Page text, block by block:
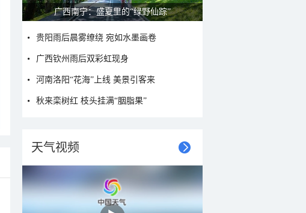
呼伦贝尔草原 藏着最治愈的蓝天白云
贵阳雨后晨雾缭绕 宛如水墨画卷
广西钦州雨后双彩虹现身
河南洛阳“花海”上线 美景引客来
秋来栾树红 枝头挂满“胭脂果”
天气视频